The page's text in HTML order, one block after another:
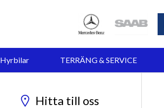
Hyrbilar TERRÄNG & SERVICE
Hitta till oss